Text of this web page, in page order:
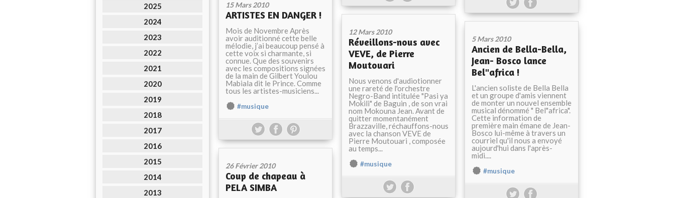
2025
2024
2023
2022
2021
2020
2019
2018
2017
2016
2015
2014
2013
15 Mars 2010
ARTISTES EN DANGER !
Mois de Novembre Après
avoir auditionné cette belle
mélodie, j’ai beaucoup pensé à
cette voix si charmante, si
connue. Que des souvenirs
avec les compositions signées
de la main de Gilbert Youlou
Mabiala dit le Prince. Comme
tous les artistes-musiciens...
#musique
12 Mars 2010
Réveillons-nous avec
VEVE, de Pierre
Moutouari
Nous venons d'audiotionner
une rareté de l'orchestre
Negro-Band intitulée "Pasi ya
Mokili" de Baguin , de son vrai
nom Mokouna Jean. Avant de
quitter momentanément
Brazzaville, réchauffons-nous
avec la chanson VEVE de
Pierre Moutouari , composée
au temps...
#musique
5 Mars 2010
Ancien de Bella-Bella,
Jean- Bosco lance
Bel"africa !
L'ancien soliste de Bella Bella
et un groupe d'amis viennent
de monter un nouvel ensemble
musical dénommé " Bel"africa".
Cette information de
première main émane de Jean-
Bosco lui-même à travers un
courriel qu'il nous a envoyé
aujourd'hui dans l'après-
midi....
#musique
26 Février 2010
Coup de chapeau à
PELA SIMBA